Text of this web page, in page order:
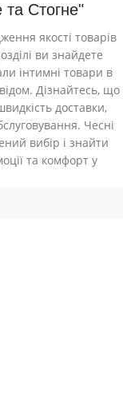
та Стогне"
якості товарів
ви знайдете
інтимні товари в
Дізнайтесь, що
доставки,
Чесні
вибір і знайти
та комфорт у